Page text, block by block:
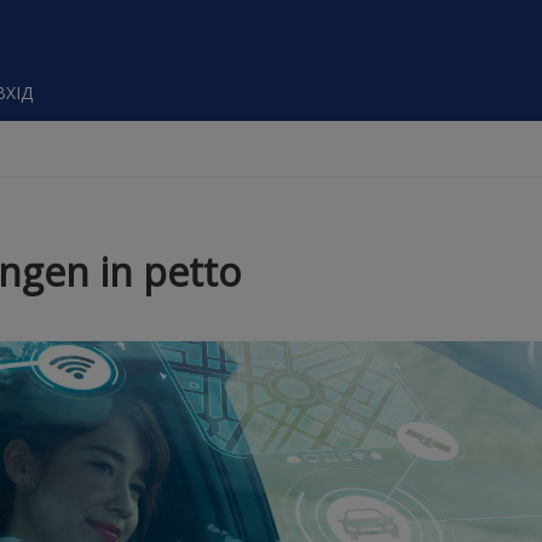
in petto